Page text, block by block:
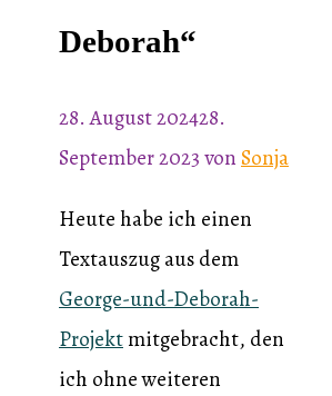
Deborah“
28. August 202428.
September 2023vonSonja
Heute habe ich einen
Textauszug aus dem
George-und-Deborah-
Projektmitgebracht, den
ich ohne weiteren